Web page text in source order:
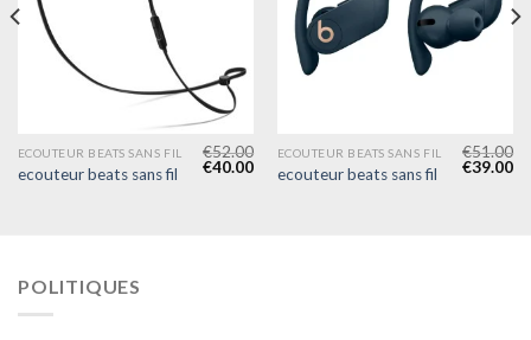
ECOUTEUR BEATS SANS FIL
ecouteur beats sans fil
€52.00
€40.00
ECOUTEUR BEATS SANS FIL
ecouteur beats sans fil
€51.00
€39.00
POLITIQUES